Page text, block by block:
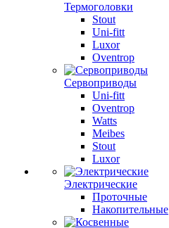
Термоголовки
Stout
Uni-fitt
Luxor
Oventrop
Сервоприводы
Uni-fitt
Oventrop
Watts
Meibes
Stout
Luxor
Электрические
Проточные
Накопительные